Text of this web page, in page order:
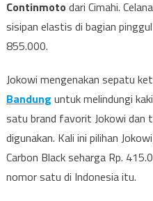
Continmoto dari Cimahi.
sisipan elastis di bagian
855.000.
Jokowi mengenakan sepatu
Bandung untuk melindungi
satu brand favorit Jokowi dan
digunakan. Kali ini pilihan
Carbon Black seharga Rp.
nomor satu di Indonesia itu.